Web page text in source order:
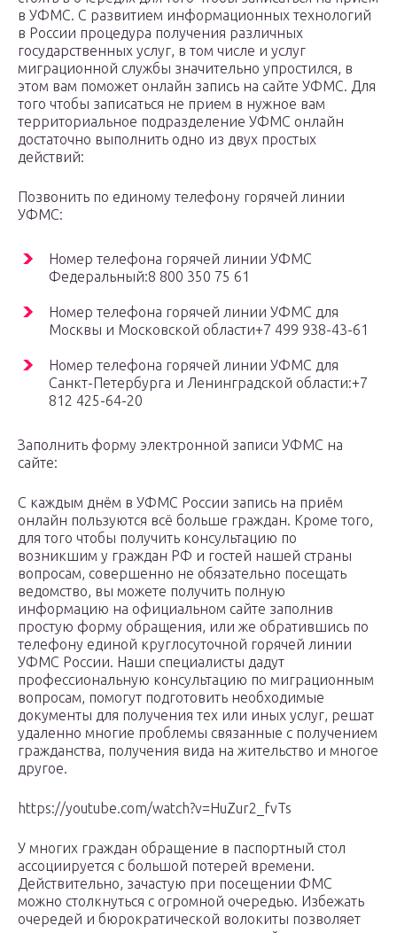
в УФМС. С развитием информационных технологий
в России процедура получения различных
государственных услуг, в том числе и услуг
миграционной службы значительно упростился, в
этом вам поможет онлайн запись на сайте УФМС. Для
того чтобы записаться не прием в нужное вам
территориальное подразделение УФМС онлайн
достаточно выполнить одно из двух простых
действий:
Позвонить по единому телефону горячей линии
УФМС:
Номер телефона горячей линии УФМС
Федеральный:8 800 350 75 61
Номер телефона горячей линии УФМС для
Москвы и Московской области+7 499 938-43-61
Номер телефона горячей линии УФМС для
Санкт-Петербурга и Ленинградской области:+7
812 425-64-20
Заполнить форму электронной записи УФМС на
сайте:
С каждым днём в УФМС России запись на приём
онлайн пользуются всё больше граждан. Кроме того,
для того чтобы получить консультацию по
возникшим у граждан РФ и гостей нашей страны
вопросам, совершенно не обязательно посещать
ведомство, вы можете получить полную
информацию на официальном сайте заполнив
простую форму обращения, или же обратившись по
телефону единой круглосуточной горячей линии
УФМС России. Наши специалисты дадут
профессиональную консультацию по миграционным
вопросам, помогут подготовить необходимые
документы для получения тех или иных услуг, решат
удаленно многие проблемы связанные с получением
гражданства, получения вида на жительство и многое
другое.
https://youtube.com/watch?v=HuZur2_fvTs
У многих граждан обращение в паспортный стол
ассоциируется с большой потерей времени.
Действительно, зачастую при посещении ФМС
можно столкнуться с огромной очередью. Избежать
очередей и бюрократической волокиты позволяет